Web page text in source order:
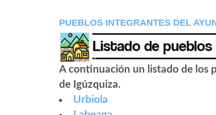
PUEBLOS INTEGRANTES DEL
A continuación un listado de los
de Igúzquiza.
Urbiola